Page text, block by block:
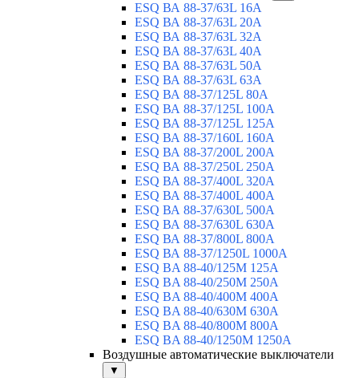
ESQ ВА 88-37/63L 16A
ESQ ВА 88-37/63L 20A
ESQ ВА 88-37/63L 32A
ESQ ВА 88-37/63L 40A
ESQ ВА 88-37/63L 50A
ESQ ВА 88-37/63L 63A
ESQ ВА 88-37/125L 80A
ESQ ВА 88-37/125L 100A
ESQ ВА 88-37/125L 125A
ESQ ВА 88-37/160L 160A
ESQ ВА 88-37/200L 200A
ESQ ВА 88-37/250L 250A
ESQ ВА 88-37/400L 320A
ESQ ВА 88-37/400L 400A
ESQ ВА 88-37/630L 500A
ESQ ВА 88-37/630L 630A
ESQ ВА 88-37/800L 800A
ESQ ВА 88-37/1250L 1000A
ESQ BA 88-40/125M 125A
ESQ BA 88-40/250M 250A
ESQ BA 88-40/400M 400A
ESQ BA 88-40/630М 630A
ESQ BA 88-40/800M 800A
ESQ BA 88-40/1250М 1250A
Воздушные автоматические выключатели
▼